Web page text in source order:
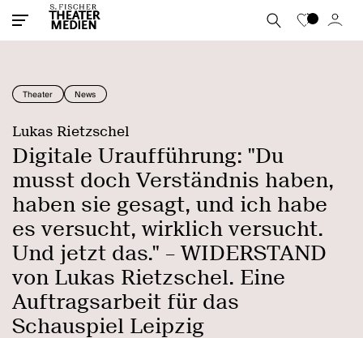
Theater News
Lukas Rietzschel
Digitale Uraufführung: "Du
musst doch Verständnis haben,
haben sie gesagt, und ich habe
es versucht, wirklich versucht.
Und jetzt das." – WIDERSTAND
von Lukas Rietzschel. Eine
Auftragsarbeit für das
Schauspiel Leipzig